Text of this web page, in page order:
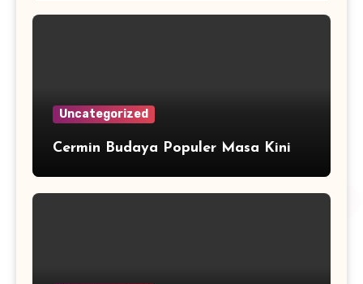
Uncategorized
Cermin Budaya Populer Masa Kini